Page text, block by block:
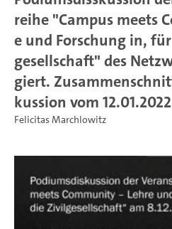
reihe "Campus meets
e und Forschung in,
gesellschaft" des
giert.
kussion vom 12.01.2022
Felicitas Marchlowitz